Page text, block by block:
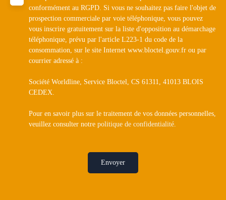
conformément au RGPD. Si vous ne souhaitez pas faire l'objet de
prospection commerciale par voie téléphonique, vous pouvez
vous inscrire gratuitement sur la liste d'opposition au démarchage
téléphonique, prévu par l'article L223-1 du code de la
consommation, sur le site Internet www.bloctel.gouv.fr ou par
courrier adressé à :
Société Worldline, Service Bloctel, CS 61311, 41013 BLOIS
CEDEX.
Pour en savoir plus sur le traitement de vos données personnelles,
veuillez consulter notre politique de confidentialité
Envoyer